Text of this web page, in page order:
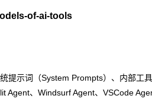
of-ai-tools
提示词（System Prompts）、内部工
、Windsurf Agent、VSCode